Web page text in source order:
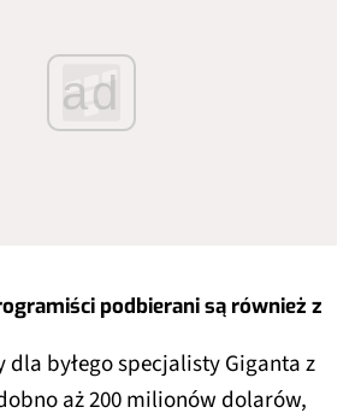
ad
podbierani są również z
byłego specjalisty Giganta z
aż 200 milionów dolarów,